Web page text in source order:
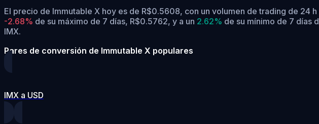
El precio de Immutable X hoy es de R$0.5608, con un volumen de trading de 24
-2.68% de su máximo de 7 días, R$0.5762, y a un 2.62% de su mínimo de 7 días
IMX.
Pares de conversión de Immutable X populares
IMX a USD